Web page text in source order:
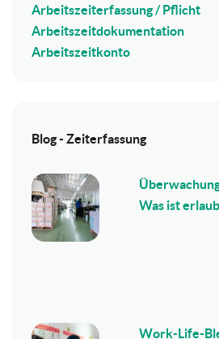
Arbeitszeiterfassung / Pflicht
Arbeitszeitdokumentation
Arbeitszeitkonto
Blog - Zeiterfassung
Was ist
Work-Life-